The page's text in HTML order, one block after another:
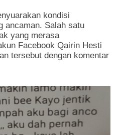
kondisi
ancaman. Salah satu
yang merasa
Facebook Qairin Hesti
tersebut dengan komentar